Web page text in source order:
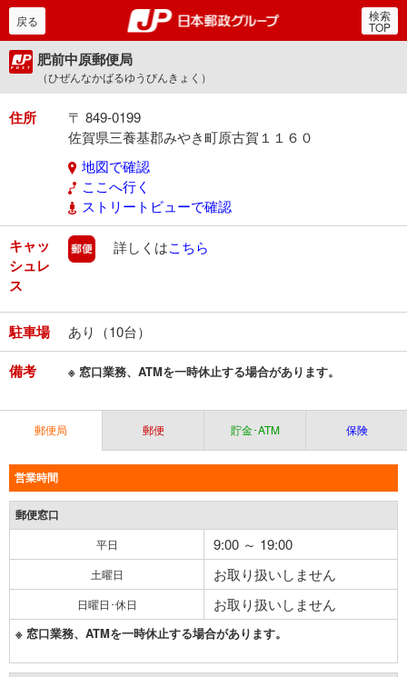
郵便局・日本郵政グルー
戻る 検索
TOP
肥前中原郵便局
（ひぜんなかばるゆうびんきょく）
住所
〒 849-0199
佐賀県三養基郡みやき町原古賀１１６０
地図で確認
ここへ行く
ストリートビューで確認
キャッ
シュレ
ス
郵便
詳しくはこちら
駐車場 あり（10台）
備考 ※ 窓口業務、ATMを一時休止する場合があります。
郵便局 郵便 貯金･ATM 保険
営業時間
郵便窓口
平日 9:00 ～ 19:00
土曜日 お取り扱いしません
日曜日･休日 お取り扱いしません
※ 窓口業務、ATMを一時休止する場合があります。